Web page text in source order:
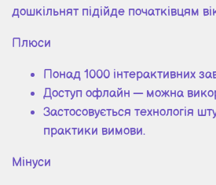
дошкільнят підійде початківцям
Плюси
Понад 1000 інтерактивних
Доступ офлайн — можна
Застосовується технологія
практики вимови.
Мінуси